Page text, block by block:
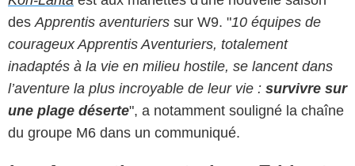
desApprentis aventuriers sur W9. "10 équipes de
courageux Apprentis Aventuriers, totalement
inadaptés à la vie en milieu hostile, se lancent dans
l’aventure la plus incroyable de leur vie : survivre sur
une plage déserte", a notamment souligné la chaîne
du groupe M6 dans un communiqué.